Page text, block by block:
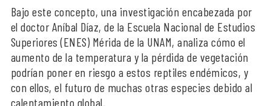
Bajo este concepto, una investigación encabezada por
el doctor Aníbal Díaz, de la Escuela Nacional de Estudios
Superiores (ENES) Mérida de la UNAM, analiza cómo el
aumento de la temperatura y la pérdida de vegetación
podrían poner en riesgo a estos reptiles endémicos, y
con ellos, el futuro de muchas otras especies debido al
calentamiento global.